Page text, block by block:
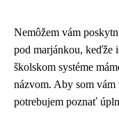
Nemôžem vám
pod marjánkou, keďže
školskom systéme
názvom. Aby som
potrebujem poznať